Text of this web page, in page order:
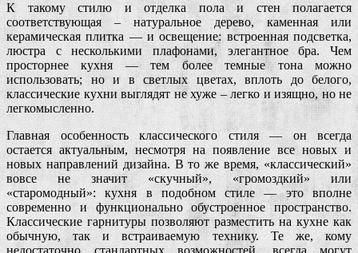
К такому стилю и отделка пола и стен полагается
соответствующая – натуральное дерево, каменная или
керамическая плитка — и освещение: встроенная подсветка,
люстра с несколькими плафонами, элегантное бра. Чем
просторнее кухня — тем более темные тона можно
использовать; но и в светлых цветах, вплоть до белого,
классические кухни выглядят не хуже – легко и изящно, но не
легкомысленно.
Главная особенность классического стиля — он всегда
остается актуальным, несмотря на появление все новых и
новых направлений дизайна. В то же время, «классический»
вовсе не значит «скучный», «громоздкий» или
«старомодный»: кухня в подобном стиле — это вполне
современно и функционально обустроенное пространство.
Классические гарнитуры позволяют разместить на кухне как
обычную, так и встраиваемую технику. Те же, кому